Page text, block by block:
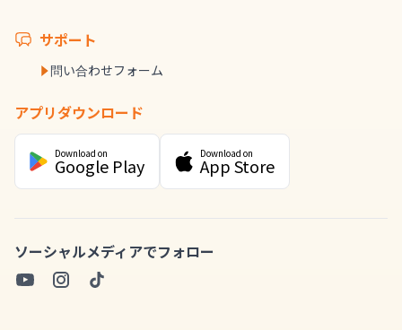
サポート
問い合わせフォーム
アプリダウンロード
Download on
Google Play
Download on
App Store
ソーシャルメディアでフォロー